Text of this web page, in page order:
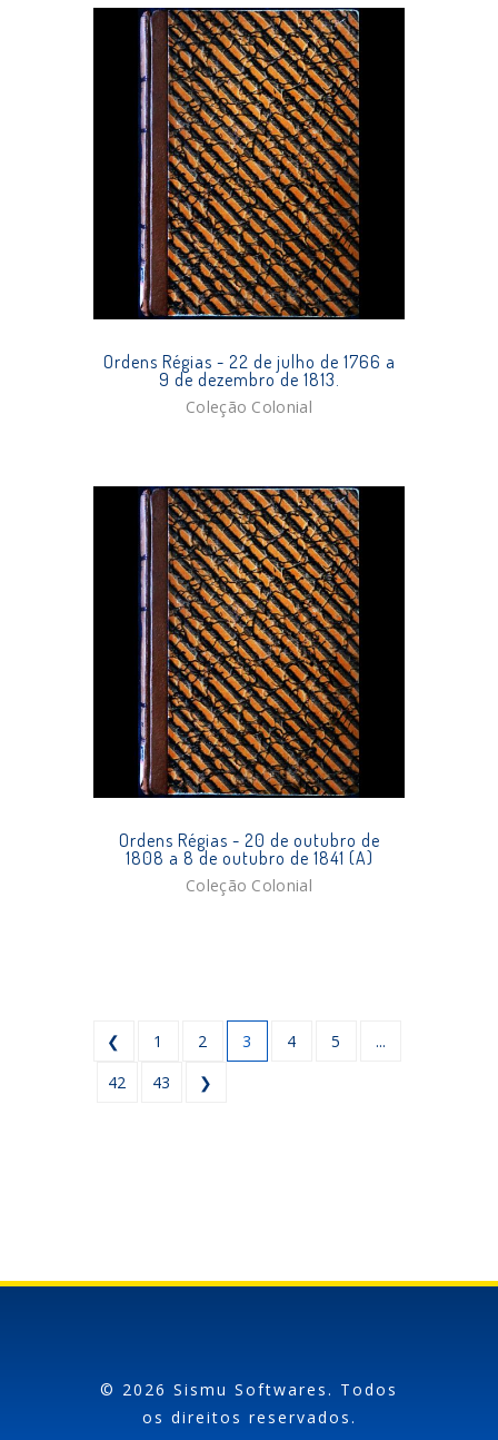
Ordens Régias - 22 de julho de 1766 a
9 de dezembro de 1813.
Coleção Colonial
Ordens Régias - 20 de outubro de
1808 a 8 de outubro de 1841 (A)
Coleção Colonial
❮ 1 2 3 4 5
...
42
43 ❯
© 2026 Sismu Softwares. Todos
os direitos reservados.